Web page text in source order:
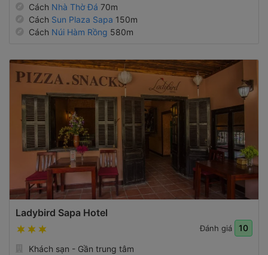
Cách Nhà Thờ Đá 70m
Cách Sun Plaza Sapa 150m
Cách Núi Hàm Rồng 580m
Ladybird Sapa Hotel
Đánh giá 10
Khách sạn - Gần trung tâm